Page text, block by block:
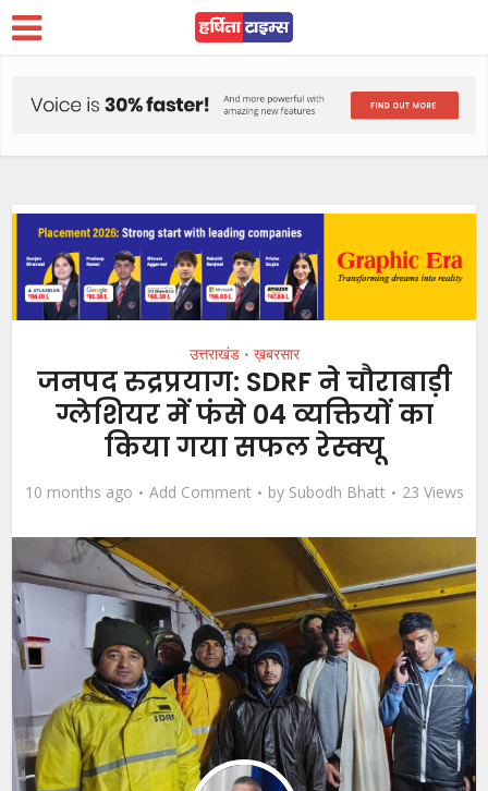
उत्तराखंड • ख़बरसार
जनपद रुद्रप्रयाग: SDRF ने चौराबाड़ी
ग्लेशियर में फंसे 04 व्यक्तियों का
किया गया सफल रेस्क्यू
10 months ago Add Comment by Subodh Bhatt 23 Views